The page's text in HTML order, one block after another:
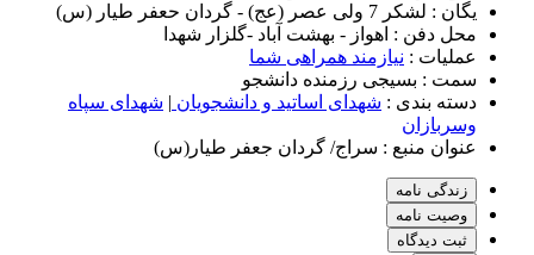
یگان : لشکر 7 ولی عصر (عج) - گردان حعفر طیار (س)
محل دفن : اهواز - بهشت آباد -گلزار شهدا
عملیات : نیازمند همراهی شما
سمت : بسیجی رزمنده دانشجو
دسته بندی : شهدای اساتید و دانشجویان | شهدای سپاه
وسربازان
عنوان منبع : سراج/ گردان جعفر طیار(س)
زندگی نامه
وصیت نامه
ثبت دیدگاه